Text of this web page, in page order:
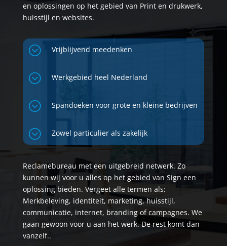
en oplossingen op het gebied van Print en drukwerk,
huisstijl en websites.
; Vrijblijvend meedenken
; Werkgebied heel Nederland
; Spandoeken voor grote en kleine bedrijven
; Zowel particulier als zakelijk
Reclamebureau met een uitgebreid netwerk. Zo
kunnen wij voor u alles op het gebied van Sign een
oplossing bieden. Vergeet alle termen als:
Merkbeleving, identiteit, marketing, huisstijl,
communicatie, internet, branding of campagnes. We
gaan gewoon voor u aan het werk. De rest komt dan
vanzelf..